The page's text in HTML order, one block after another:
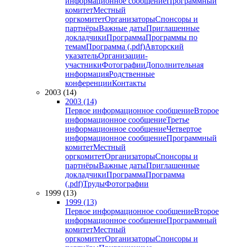
комитетМестный
оргкомитетОрганизаторыСпонсоры и
партнёрыВажные датыПриглашенные
докладчикиПрограммаПрограммы по
темамПрограмма (.pdf)Авторский
указательОрганизации-
участникиФотографииДополнительная
информацияРодственные
конференцииКонтакты
2003 (14)
2003 (14)
Первое информационное сообщениеВторое
информационное сообщениеТретье
информационное сообщениеЧетвертое
информационное сообщениеПрограммный
комитетМестный
оргкомитетОрганизаторыСпонсоры и
партнёрыВажные датыПриглашенные
докладчикиПрограммаПрограмма
(.pdf)ТрудыФотографии
1999 (13)
1999 (13)
Первое информационное сообщениеВторое
информационное сообщениеПрограммный
комитетМестный
оргкомитетОрганизаторыСпонсоры и